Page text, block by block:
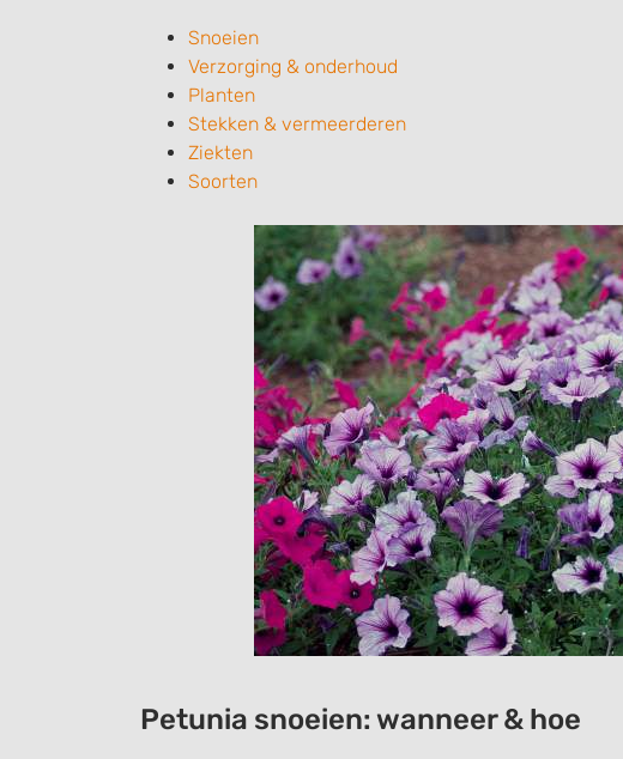
Snoeien
Verzorging & onderhoud
Planten
Stekken & vermeerderen
Ziekten
Soorten
Petunia snoeien: wanneer & hoe